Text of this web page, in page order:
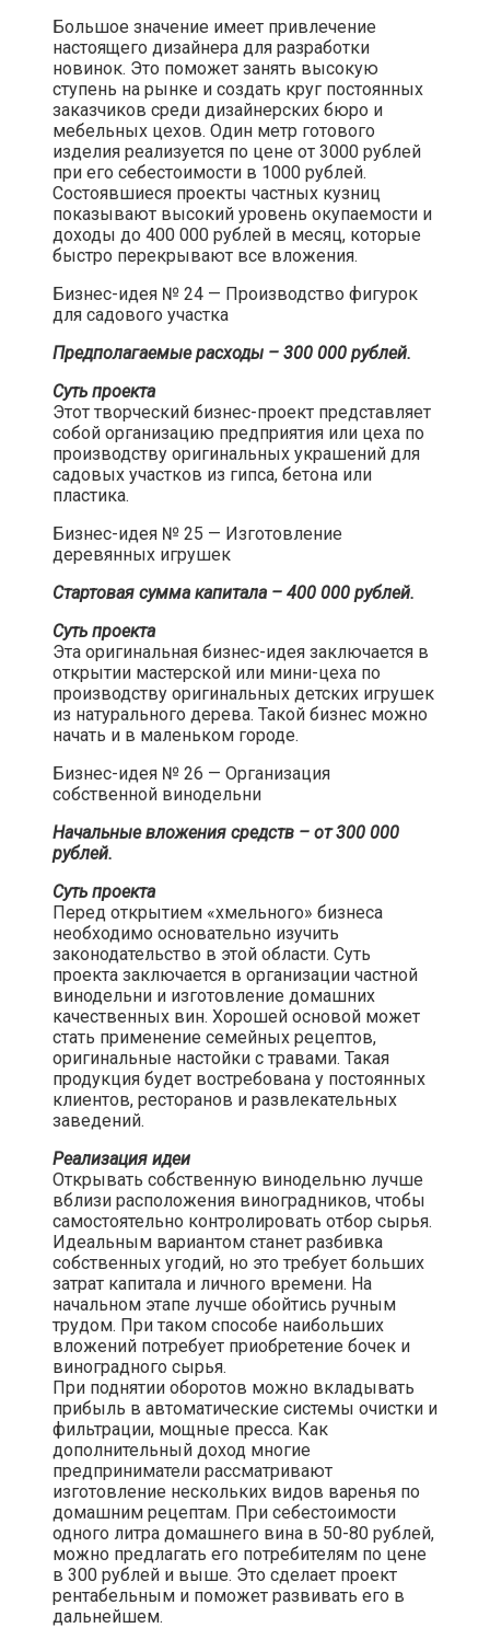
Большое значение имеет привлечение
настоящего дизайнера для разработки
новинок. Это поможет занять высокую
ступень на рынке и создать круг постоянных
заказчиков среди дизайнерских бюро и
мебельных цехов. Один метр готового
изделия реализуется по цене от 3000 рублей
при его себестоимости в 1000 рублей.
Состоявшиеся проекты частных кузниц
показывают высокий уровень окупаемости и
доходы до 400 000 рублей в месяц, которые
быстро перекрывают все вложения.​
Бизнес-идея № 24 — Производство фигурок
для садового участка​
Предполагаемые расходы – 300 000 рублей.
Суть проекта
Этот творческий бизнес-проект представляет
собой организацию предприятия или цеха по
производству оригинальных украшений для
садовых участков из гипса, бетона или
пластика.​
Бизнес-идея № 25 — Изготовление
деревянных игрушек​
Стартовая сумма капитала – 400 000 рублей.
Суть проекта
Эта оригинальная бизнес-идея заключается в
открытии мастерской или мини-цеха по
производству оригинальных детских игрушек
из натурального дерева. Такой бизнес можно
начать и в маленьком городе.​
Бизнес-идея № 26 — Организация
собственной винодельни​
Начальные вложения средств – от 300 000
рублей.
Суть проекта
Перед открытием «хмельного» бизнеса
необходимо основательно изучить
законодательство в этой области. Суть
проекта заключается в организации частной
винодельни и изготовление домашних
качественных вин. Хорошей основой может
стать применение семейных рецептов,
оригинальные настойки с травами. Такая
продукция будет востребована у постоянных
клиентов, ресторанов и развлекательных
заведений.​
Реализация идеи
Открывать собственную винодельню лучше
вблизи расположения виноградников, чтобы
самостоятельно контролировать отбор сырья.
Идеальным вариантом станет разбивка
собственных угодий, но это требует больших
затрат капитала и личного времени. На
начальном этапе лучше обойтись ручным
трудом. При таком способе наибольших
вложений потребует приобретение бочек и
виноградного сырья.
При поднятии оборотов можно вкладывать
прибыль в автоматические системы очистки и
фильтрации, мощные пресса. Как
дополнительный доход многие
предприниматели рассматривают
изготовление нескольких видов варенья по
домашним рецептам. При себестоимости
одного литра домашнего вина в 50-80 рублей,
можно предлагать его потребителям по цене
в 300 рублей и выше. Это сделает проект
рентабельным и поможет развивать его в
дальнейшем.​